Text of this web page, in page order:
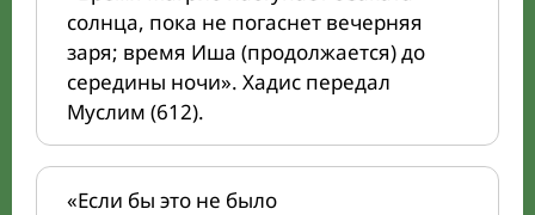
солнца, пока не погаснет вечерняя
заря; время Иша (продолжается) до
середины ночи». Хадис передал
Муслим (612).
«Если бы это не было